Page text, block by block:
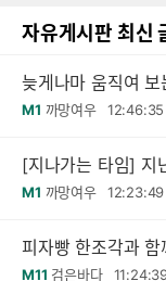
자유게시판 최신
늦게나마 움직여 보
M1 까망여우 12:46:35
[지나가는 타임] 지
M1 까망여우 12:23:49
피자빵 한조각과
M11 검은바다